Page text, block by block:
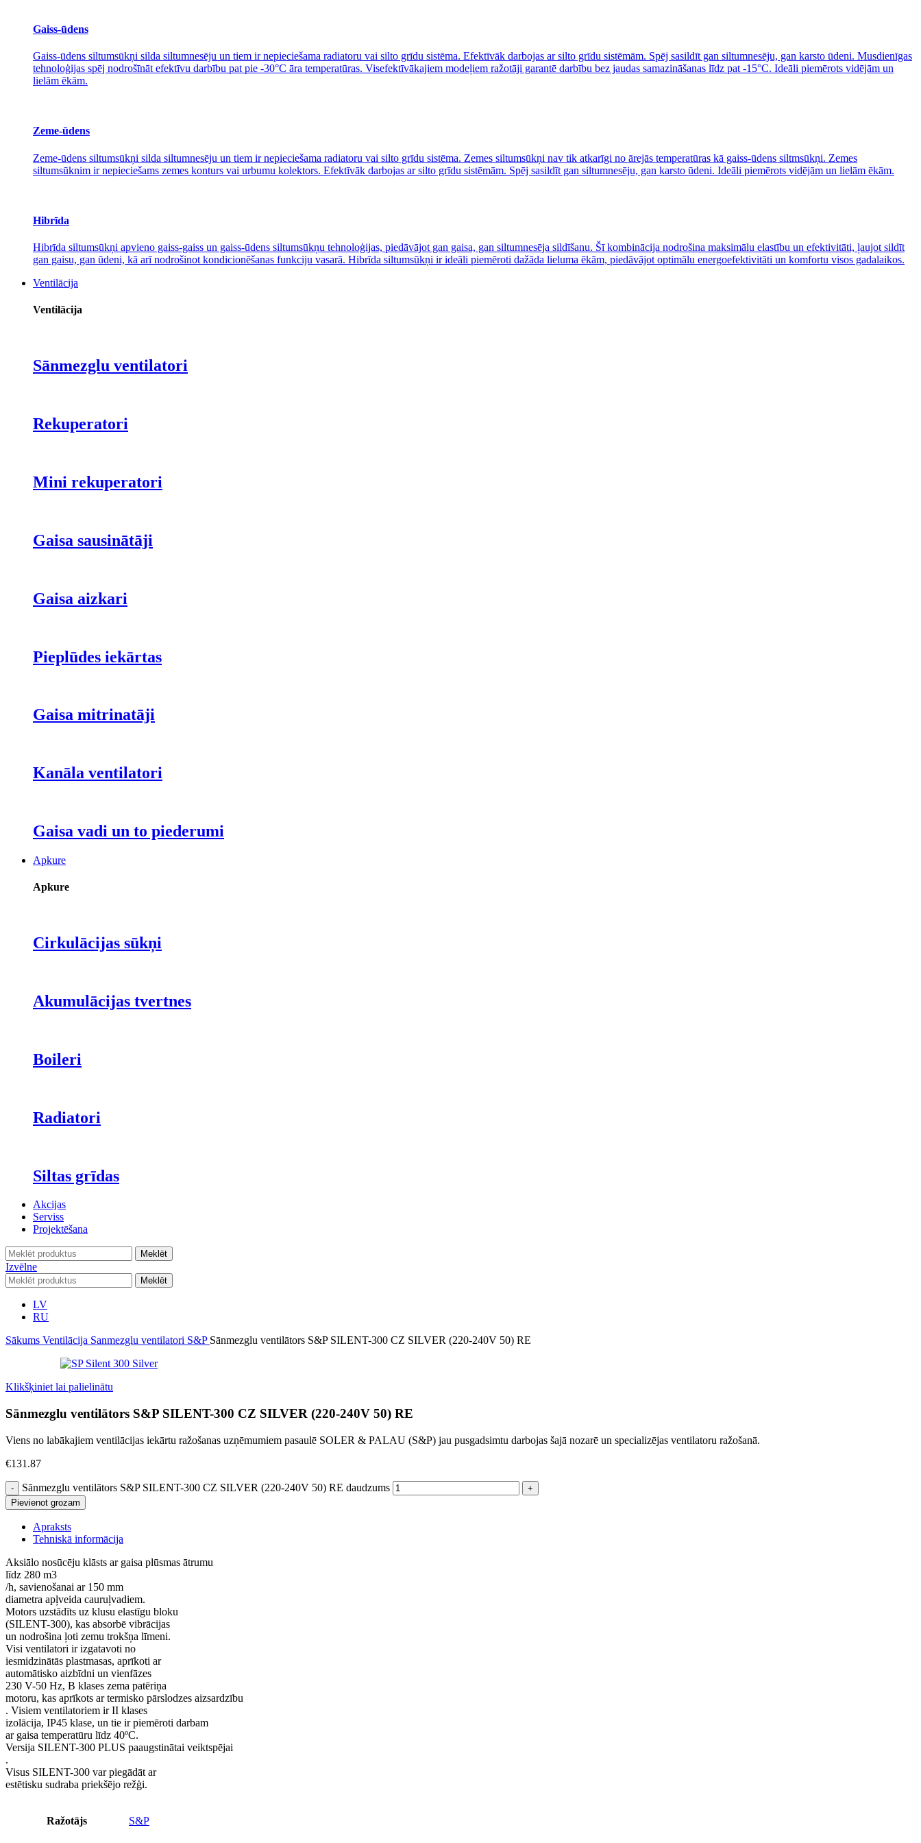
Gaiss-ūdens
Gaiss-ūdens siltumsūkņi silda siltumnesēju un tiem ir nepieciešama radiatoru vai silto grīdu sistēma. Efektīvāk darbojas ar silto grīdu sistēmām. Spēj sasildīt gan siltumnesēju, gan karsto ūdeni. Musdienīgas
tehnoloģijas spēj nodrošīnāt efektīvu darbību pat pie -30°C āra temperatūras. Visefektīvākajiem modeļiem ražotāji garantē darbību bez jaudas samazināšanas līdz pat -15°C. Ideāli piemērots vidējām un
lielām ēkām.
Zeme-ūdens
Zeme-ūdens siltumsūkņi silda siltumnesēju un tiem ir nepieciešama radiatoru vai silto grīdu sistēma. Zemes siltumsūkņi nav tik atkarīgi no ārejās temperatūras kā gaiss-ūdens siltmsūkņi. Zemes
siltumsūknim ir nepieciešams zemes konturs vai urbumu kolektors. Efektīvāk darbojas ar silto grīdu sistēmām. Spēj sasildīt gan siltumnesēju, gan karsto ūdeni. Ideāli piemērots vidējām un lielām ēkām.
Hibrīda
Hibrīda siltumsūkņi apvieno gaiss-gaiss un gaiss-ūdens siltumsūkņu tehnoloģijas, piedāvājot gan gaisa, gan siltumnesēja sildīšanu. Šī kombinācija nodrošina maksimālu elastību un efektivitāti, ļaujot sildīt
gan gaisu, gan ūdeni, kā arī nodrošinot kondicionēšanas funkciju vasarā. Hibrīda siltumsūkņi ir ideāli piemēroti dažāda lieluma ēkām, piedāvājot optimālu energoefektivitāti un komfortu visos gadalaikos.
Ventilācija
Ventilācija
Sānmezglu ventilatori
Rekuperatori
Mini rekuperatori
Gaisa sausinātāji
Gaisa aizkari
Pieplūdes iekārtas
Gaisa mitrinatāji
Kanāla ventilatori
Gaisa vadi un to piederumi
Apkure
Apkure
Cirkulācijas sūkņi
Akumulācijas tvertnes
Boileri
Radiatori
Siltas grīdas
Akcijas
Serviss
Projektēšana
Meklēt
Izvēlne
Meklēt
LV
RU
Sākums Ventilācija Sanmezglu ventilatori S&P Sānmezglu ventilātors S&P SILENT-300 CZ SILVER (220-240V 50) RE
Klikšķiniet lai palielinātu
Sānmezglu ventilātors S&P SILENT-300 CZ SILVER (220-240V 50) RE
Viens no labākajiem ventilācijas iekārtu ražošanas uzņēmumiem pasaulē SOLER & PALAU (S&P) jau pusgadsimtu darbojas šajā nozarē un specializējas ventilatoru ražošanā.
€131.87
Sānmezglu ventilātors S&P SILENT-300 CZ SILVER (220-240V 50) RE daudzums
Pievienot grozam
Apraksts
Tehniskā informācija
Aksiālo nosūcēju klāsts ar gaisa plūsmas ātrumu
līdz 280 m3
/h, savienošanai ar 150 mm
diametra apļveida cauruļvadiem.
Motors uzstādīts uz klusu elastīgu bloku
(SILENT-300), kas absorbē vibrācijas
un nodrošina ļoti zemu trokšņa līmeni.
Visi ventilatori ir izgatavoti no
iesmidzinātās plastmasas, aprīkoti ar
automātisko aizbīdni un vienfāzes
230 V-50 Hz, B klases zema patēriņa
motoru, kas aprīkots ar termisko pārslodzes aizsardzību
. Visiem ventilatoriem ir II klases
izolācija, IP45 klase, un tie ir piemēroti darbam
ar gaisa temperatūru līdz 40ºC.
Versija SILENT-300 PLUS paaugstinātai veiktspējai
.
Visus SILENT-300 var piegādāt ar
estētisku sudraba priekšējo režģi.
Ražotājs S&P